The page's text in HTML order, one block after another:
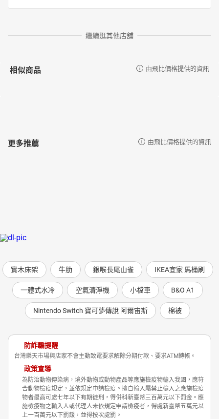
繼續逛其他店舖
相似商品 由飛比價格提供的資訊
更多推薦 由飛比價格提供的資訊
實木床架 牛肋 銀喉長尾山雀 IKEA宜家 馬桶刷
一體式水冷 空氣清淨機 小檔車 B&O A1
Nintendo Switch 寶可夢傳說 阿爾宙斯 棉被
防詐騙提醒
台灣樂天市場與店家不會主動致電要求解除分期付款、要求ATM轉帳。
政策宣導
為防治動物傳染病，境外動物或動物產品等應施檢疫物輸入我國，應符
合動物檢疫規定，並依規定申請檢疫。擅自輸入屬禁止輸入之應施檢疫
物者最高可處七年以下有期徒刑，得併科新臺幣三百萬元以下罰金。應
施檢疫物之輸入人或代理人未依規定申請檢疫者，得處新臺幣五萬元以
上一百萬元以下罰鍰，並得按次處罰。